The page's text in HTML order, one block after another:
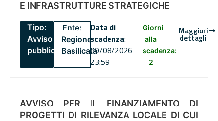
E INFRASTRUTTURE STRATEGICHE
Tipo:
Avviso
pubblico
Ente:
Regione
Basilicata
Data di
scadenza:
09/08/2026
23:59
Giorni
alla
scadenza:
2
Maggiori
dettagli
AVVISO PER IL FINANZIAMENTO DI
PROGETTI DI RILEVANZA LOCALE DI CUI